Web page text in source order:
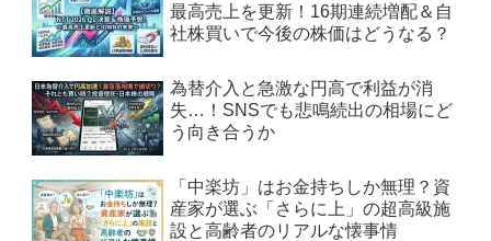
最高売上を更新！16期連続増配＆自
社株買いで今後の株価はどうなる？
為替介入と急激な円高で利益が消
失…！SNSでも悲鳴続出の相場にど
う向き合うか
「中楽坊」はお金持ちしか無理？資
産家が選ぶ「さらに上」の超高級施
設と高齢者のリアルな懐事情